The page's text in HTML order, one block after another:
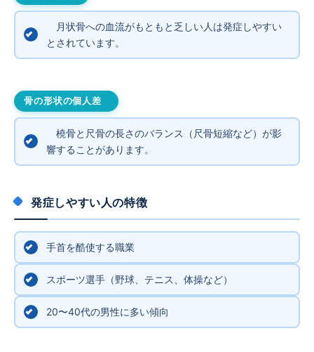
月状骨への血流がもともと乏しい人は発症しやすい
とされています。
骨の形状の個人差
橈骨と尺骨の長さのバランス（尺骨短縮など）が影
響することがあります。
発症しやすい人の特徴
手首を酷使する職業
スポーツ選手（野球、テニス、体操など）
20〜40代の男性に多い傾向